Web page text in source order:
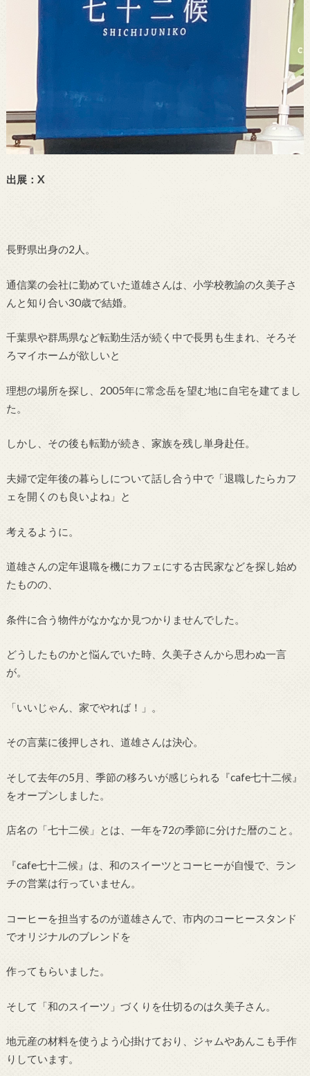
出展：X
長野県出身の2人。
通信業の会社に勤めていた道雄さんは、小学校教諭の久美子さ
んと知り合い30歳で結婚。
千葉県や群馬県など転勤生活が続く中で長男も生まれ、そろそ
ろマイホームが欲しいと
理想の場所を探し、2005年に常念岳を望む地に自宅を建てまし
た。
しかし、その後も転勤が続き、家族を残し単身赴任。
夫婦で定年後の暮らしについて話し合う中で「退職したらカフ
ェを開くのも良いよね」と
考えるように。
道雄さんの定年退職を機にカフェにする古民家などを探し始め
たものの、
条件に合う物件がなかなか見つかりませんでした。
どうしたものかと悩んでいた時、久美子さんから思わぬ一言
が。
「いいじゃん、家でやれば！」。
その言葉に後押しされ、道雄さんは決心。
そして去年の5月、季節の移ろいが感じられる『cafe七十二候』
をオープンしました。
店名の「七十二侯」とは、一年を72の季節に分けた暦のこと。
『cafe七十二候』は、和のスイーツとコーヒーが自慢で、ラン
チの営業は行っていません。
コーヒーを担当するのが道雄さんで、市内のコーヒースタンド
でオリジナルのブレンドを
作ってもらいました。
そして「和のスイーツ」づくりを仕切るのは久美子さん。
地元産の材料を使うよう心掛けており、ジャムやあんこも手作
りしています。